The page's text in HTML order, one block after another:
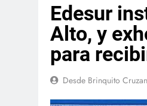
Edesur
Alto, y
para
Desde Brinquito